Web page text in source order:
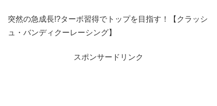
突然の急成長!?ターボ習得でトップを目指す！【クラッシ
ュ・バンディクーレーシング】
スポンサードリンク